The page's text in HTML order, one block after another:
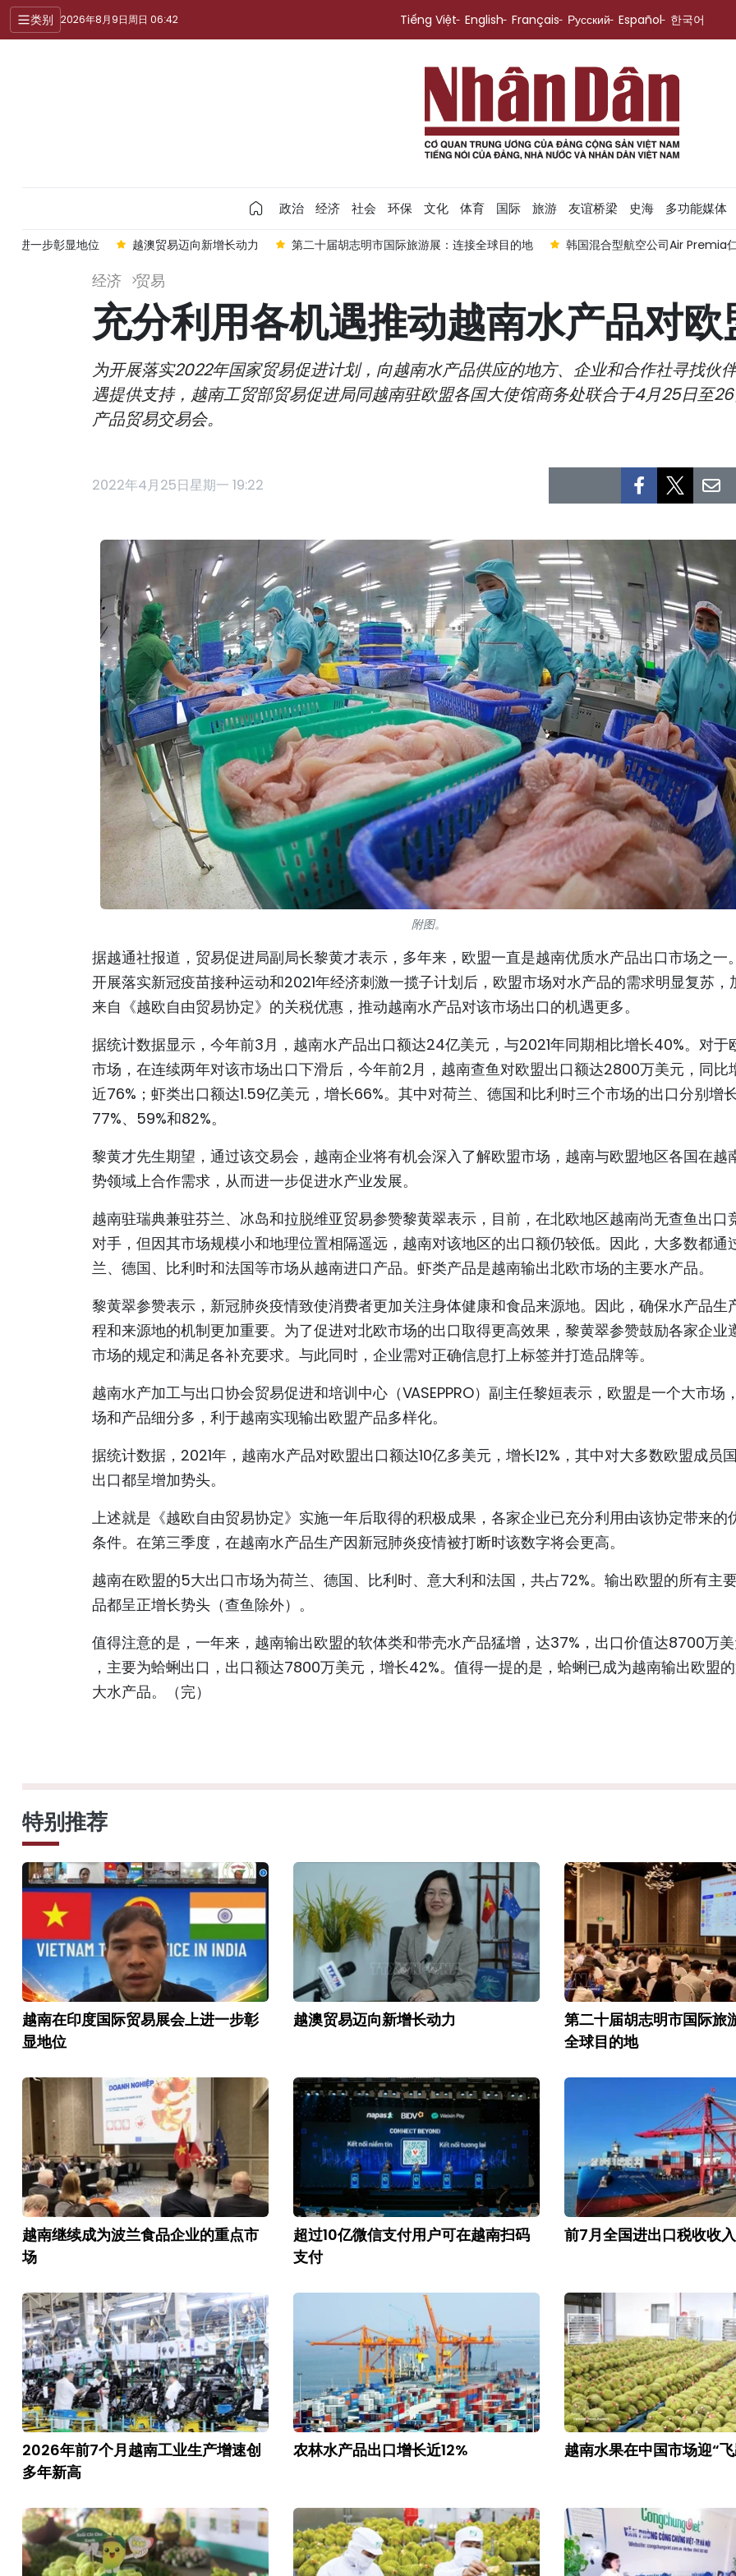
类别 2026年8月9日周日 06:42 Tiếng Việt English Français Русский Español 한국어
政治 经济 社会 环保 文化 体育 国际 旅游 友谊桥梁 史海 多功能媒体
上进一步彰显地位 越澳贸易迈向新增长动力 第二十届胡志明市国际旅游展：连接全球目的地 韩国混合型航空公司Air Premia
经济 贸易
充分利用各机遇推动越南水产品对欧
为开展落实2022年国家贸易促进计划，向越南水产品供应的地方、企业和合作社寻找伙
遇提供支持，越南工贸部贸易促进局同越南驻欧盟各国大使馆商务处联合于4月25日至
产品贸易交易会。
2022年4月25日星期一 19:22
附图。
据越通社报道，贸易促进局副局长黎黄才表示，多年来，欧盟一直是越南优质水产品出口市场之一
开展落实新冠疫苗接种运动和2021年经济刺激一揽子计划后，欧盟市场对水产品的需求明显复苏，
来自《越欧自由贸易协定》的关税优惠，推动越南水产品对该市场出口的机遇更多。
据统计数据显示，今年前3月，越南水产品出口额达24亿美元，与2021年同期相比增长40%。对于
市场，在连续两年对该市场出口下滑后，今年前2月，越南查鱼对欧盟出口额达2800万美元，同比
近76%；虾类出口额达1.59亿美元，增长66%。其中对荷兰、德国和比利时三个市场的出口分别增
77%、59%和82%。
黎黄才先生期望，通过该交易会，越南企业将有机会深入了解欧盟市场，越南与欧盟地区各国在越
势领域上合作需求，从而进一步促进水产业发展。
越南驻瑞典兼驻芬兰、冰岛和拉脱维亚贸易参赞黎黄翠表示，目前，在北欧地区越南尚无查鱼出口
对手，但因其市场规模小和地理位置相隔遥远，越南对该地区的出口额仍较低。因此，大多数都通
兰、德国、比利时和法国等市场从越南进口产品。虾类产品是越南输出北欧市场的主要水产品。
黎黄翠参赞表示，新冠肺炎疫情致使消费者更加关注身体健康和食品来源地。因此，确保水产品生
程和来源地的机制更加重要。为了促进对北欧市场的出口取得更高效果，黎黄翠参赞鼓励各家企业
市场的规定和满足各补充要求。与此同时，企业需对正确信息打上标签并打造品牌等。
越南水产加工与出口协会贸易促进和培训中心（VASEPPRO）副主任黎姮表示，欧盟是一个大市场
场和产品细分多，利于越南实现输出欧盟产品多样化。
据统计数据，2021年，越南水产品对欧盟出口额达10亿多美元，增长12%，其中对大多数欧盟成员
出口都呈增加势头。
上述就是《越欧自由贸易协定》实施一年后取得的积极成果，各家企业已充分利用由该协定带来的
条件。在第三季度，在越南水产品生产因新冠肺炎疫情被打断时该数字将会更高。
越南在欧盟的5大出口市场为荷兰、德国、比利时、意大利和法国，共占72%。输出欧盟的所有主
品都呈正增长势头（查鱼除外）。
值得注意的是，一年来，越南输出欧盟的软体类和带壳水产品猛增，达37%，出口价值达8700万
，主要为蛤蜊出口，出口额达7800万美元，增长42%。值得一提的是，蛤蜊已成为越南输出欧盟
大水产品。（完）
特别推荐
越南在印度国际贸易展会上进一步彰
显地位
越澳贸易迈向新增长动力
第二十届胡志明市国际旅
全球目的地
越南继续成为波兰食品企业的重点市
场
超过10亿微信支付用户可在越南扫码
支付
前7月全国进出口税收收
2026年前7个月越南工业生产增速创
多年新高
农林水产品出口增长近12% 越南水果在中国市场迎“